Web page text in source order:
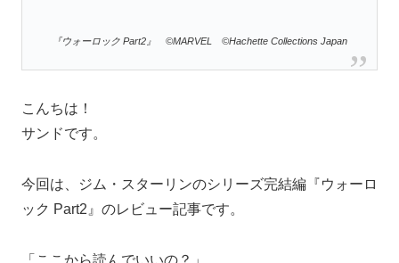
『ウォーロック Part2』 ©MARVEL ©Hachette Collections Japan
こんちは！
サンドです。
今回は、ジム・スターリンのシリーズ完結編『ウォーロ
ック Part2』のレビュー記事です。
「ここから読んでいいの？」